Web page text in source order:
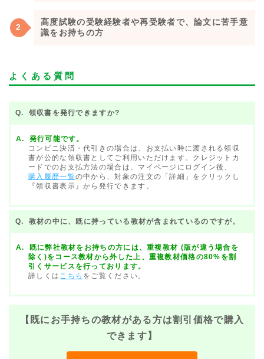
高度試験の受験経験者や再受験者で、論文に苦手意
識をお持ちの方
よくある質問
領収書を発行できますか?
発行可能です。
コンビニ決済・代引きの場合は、お支払い時に渡される領収
書が公的な領収書としてご利用いただけます。クレジットカ
ードでのお支払方法の場合は、マイページにログイン後、
購入履歴一覧の中から、対象の注文の「詳細」をクリックし
『領収書表示』から発行できます。
教材の中に、既に持っている教材が含まれているのですが。
既に弊社教材をお持ちの方には、重複教材 (版が違う場合を
除く)をコース教材から外した上、重複教材価格の80%を割
引くサービスを行っております。
詳しくは こちら をご覧ください。
【既にお手持ちの教材がある方は割引価格で購入
できます】